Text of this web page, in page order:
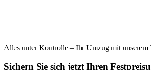
Alles unter Kontrolle – Ihr Umzug mit unserem
Sichern Sie sich jetzt Ihren